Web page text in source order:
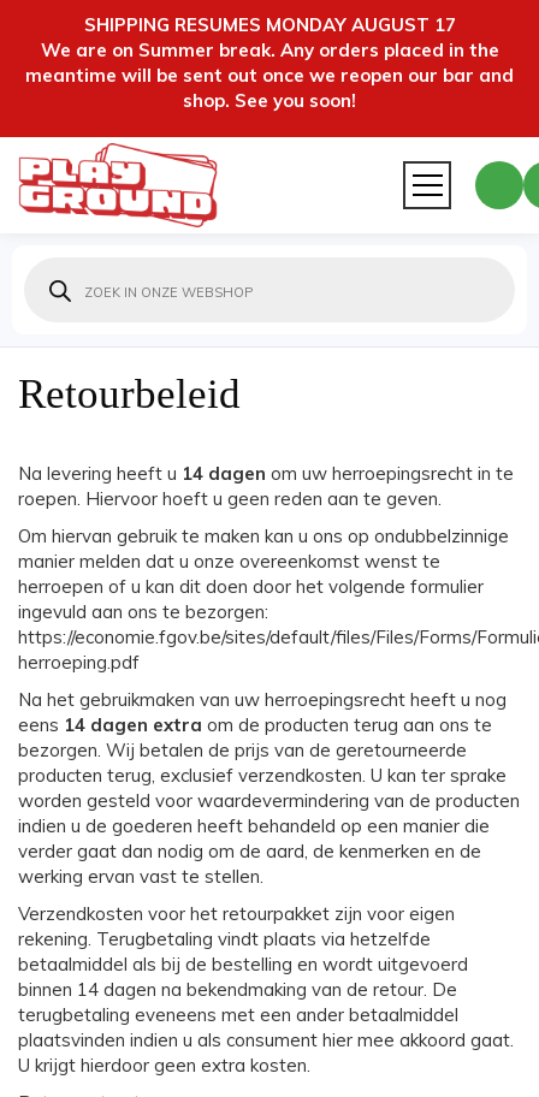
SHIPPING RESUMES MONDAY AUGUST 17
We are on Summer break. Any orders placed in the
meantime will be sent out once we reopen our bar and
shop. See you soon!
zoeken
Retourbeleid
Na levering heeft u 14 dagen om uw herroepingsrecht in te
roepen. Hiervoor hoeft u geen reden aan te geven.
Om hiervan gebruik te maken kan u ons op ondubbelzinnige
manier melden dat u onze overeenkomst wenst te
herroepen of u kan dit doen door het volgende formulier
ingevuld aan ons te bezorgen:
https://economie.fgov.be/sites/default/files/Files/Forms/
herroeping.pdf
Na het gebruikmaken van uw herroepingsrecht heeft u nog
eens 14 dagen extra om de producten terug aan ons te
bezorgen. Wij betalen de prijs van de geretourneerde
producten terug, exclusief verzendkosten. U kan ter sprake
worden gesteld voor waardevermindering van de producten
indien u de goederen heeft behandeld op een manier die
verder gaat dan nodig om de aard, de kenmerken en de
werking ervan vast te stellen.
Verzendkosten voor het retourpakket zijn voor eigen
rekening. Terugbetaling vindt plaats via hetzelfde
betaalmiddel als bij de bestelling en wordt uitgevoerd
binnen 14 dagen na bekendmaking van de retour. De
terugbetaling eveneens met een ander betaalmiddel
plaatsvinden indien u als consument hier mee akkoord gaat.
U krijgt hierdoor geen extra kosten.